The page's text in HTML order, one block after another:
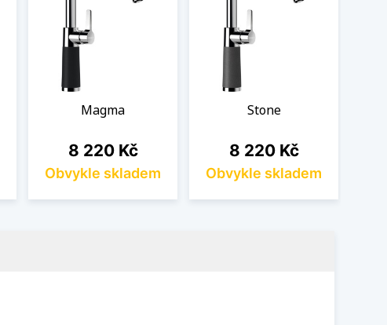
Magma
Cena
8 220 Kč
Obvykle skladem
Stone
Cena
8 220 Kč
Obvykle skladem